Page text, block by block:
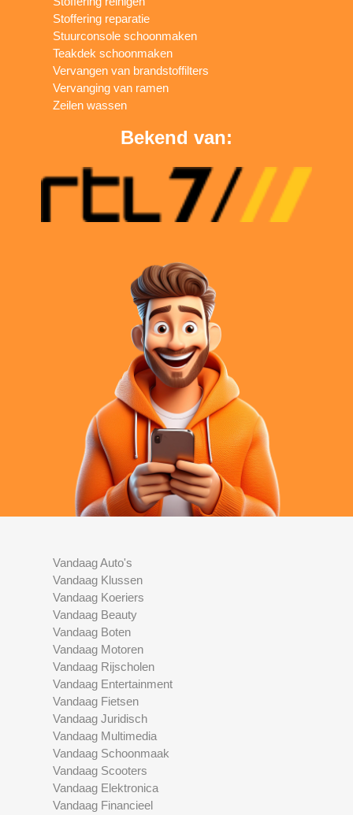
Stoffering reparatie
Stuurconsole schoonmaken
Teakdek schoonmaken
Vervangen van brandstoffilters
Vervanging van ramen
Zeilen wassen
Bekend van:
Vandaag Auto's
Vandaag Klussen
Vandaag Koeriers
Vandaag Beauty
Vandaag Boten
Vandaag Motoren
Vandaag Rijscholen
Vandaag Entertainment
Vandaag Fietsen
Vandaag Juridisch
Vandaag Multimedia
Vandaag Schoonmaak
Vandaag Scooters
Vandaag Elektronica
Vandaag Financieel